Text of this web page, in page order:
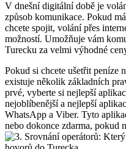
V dnešní digitální době je
způsob komunikace. Pokud
chcete spojit, volání přes
možností. Umožňuje vám
Turecku za velmi výhodné
Pokud si chcete ušetřit peníze
existuje několik základních
prvé, vyberte si nejlepší
nejoblíbenější a nejlepší
WhatsApp a Viber. Tyto
nebo dokonce zdarma, pokud